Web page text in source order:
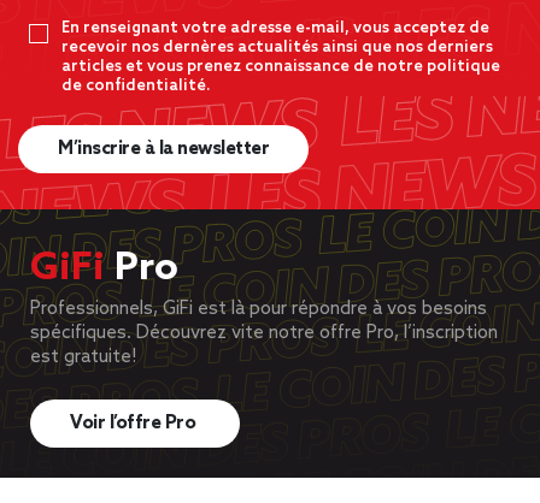
En renseignant votre adresse e-mail, vous acceptez de
recevoir nos dernères actualités ainsi que nos derniers
articles et vous prenez connaissance de notre politique
de confidentialité.
M’inscrire à la newsletter
GiFiPro
Professionnels, GiFi est là pour répondre à vos besoins
spécifiques. Découvrez vite notre offre Pro, l’inscription
est gratuite!
Voir l’offre Pro